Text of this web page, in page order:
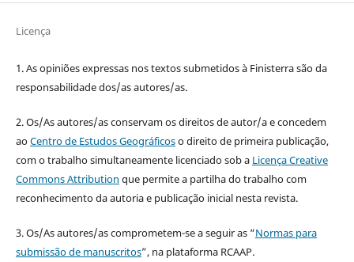
Licença
1. As opiniões expressas nos textos submetidos à Finisterra são da
responsabilidade dos/as autores/as.
2. Os/As autores/as conservam os direitos de autor/a e concedem
aoCentro de Estudos Geográficoso direito de primeira publicação,
com o trabalho simultaneamente licenciado sob a Licença Creative
Commons Attribution que permite a partilha do trabalho com
reconhecimento da autoria e publicação inicial nesta revista.
3. Os/As autores/as comprometem-se a seguir as “Normas para
submissão de manuscritos”, na plataforma RCAAP.